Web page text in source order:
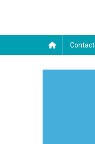
Contact